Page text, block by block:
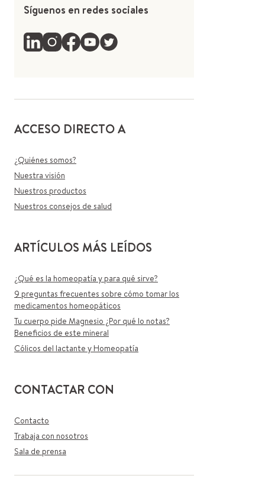
Síguenos en redes sociales
ACCESO DIRECTO A
¿Quiénes somos?
Nuestra visión
Nuestros productos
Nuestros consejos de salud
ARTÍCULOS MÁS LEÍDOS
¿Qué es la homeopatía y para qué sirve?
9 preguntas frecuentes sobre cómo tomar los
medicamentos homeopáticos
Tu cuerpo pide Magnesio ¿Por qué lo notas?
Beneficios de este mineral
Cólicos del lactante y Homeopatía
CONTACTAR CON
Contacto
Trabaja con nosotros
Sala de prensa